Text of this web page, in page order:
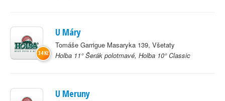
U Máry
Tomáše Garrigue Masaryka 139, Všetaty
Holba 11° Šerák polotmavé, Holba 10° Classic
34 Kč
U Meruny